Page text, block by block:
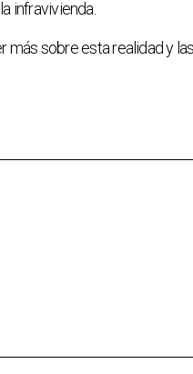
infravivienda.
sobre esta realidad y